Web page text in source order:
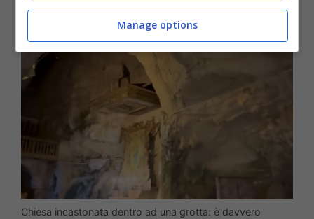
Chiesa incastonata dentro ad una grotta: è davvero
Manage options